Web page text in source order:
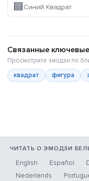
🟦Синий Квадрат
Связанные
Просмотрите эмодзи по
квадрат
фигура
ЧИТАТЬ О ЭМОДЗИ
English Español
Nederlands